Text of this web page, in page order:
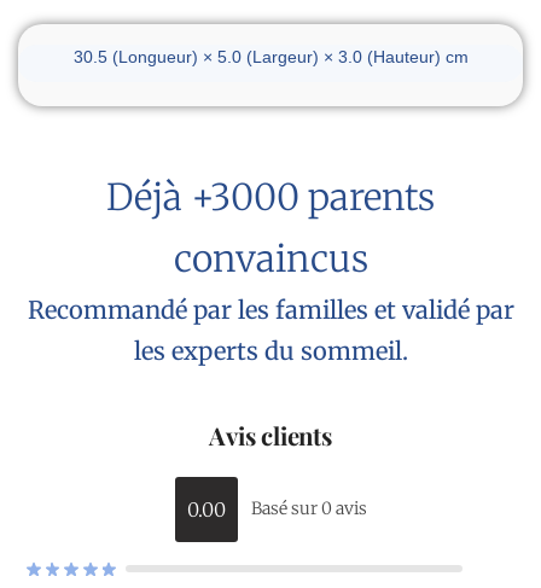
Dimensions du réveil
30.5 (Longueur) × 5.0 (Largeur) × 3.0 (Hauteur) cm
Déjà +3000 parents
convaincus
Recommandé par les familles et validé par
les experts du sommeil.
Avis clients
0.00 Basé sur 0 avis